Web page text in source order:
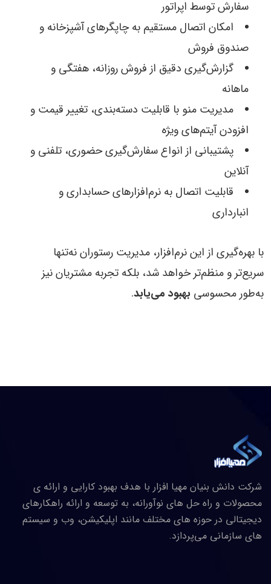
سفارش توسط اپراتور
امکان اتصال مستقیم به چاپگرهای آشپزخانه و
صندوق فروش
گزارش‌گیری دقیق از فروش روزانه، هفتگی و
ماهانه
مدیریت منو با قابلیت دسته‌بندی، تغییر قیمت و
افزودن آیتم‌های ویژه
پشتیبانی از انواع سفارش‌گیری حضوری، تلفنی و
آنلاین
قابلیت اتصال به نرم‌افزارهای حسابداری و
انبارداری
با بهره‌گیری از این نرم‌افزار، مدیریت رستوران نه‌تنها
سریع‌تر و منظم‌تر خواهد شد، بلکه تجربه مشتریان نیز
به‌طور محسوسی بهبود می‌یابد.
شرکت دانش بنیان مهیا افزار با هدف بهبود کارایی و ارائه ی
محصولات و راه حل های نوآورانه، به توسعه و ارائه راهکارهای
دیجیتالی در حوزه های مختلف مانند اپلیکیشن، وب و سیستم
های سازمانی می‌پردازد.